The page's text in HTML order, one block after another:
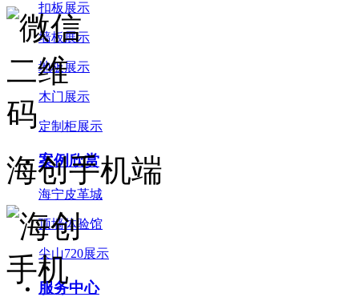
扣板展示
墙板展示
地板展示
木门展示
定制柜展示
案例欣赏
海宁皮革城
顶墙体验馆
尖山720展示
服务中心
海创手机端